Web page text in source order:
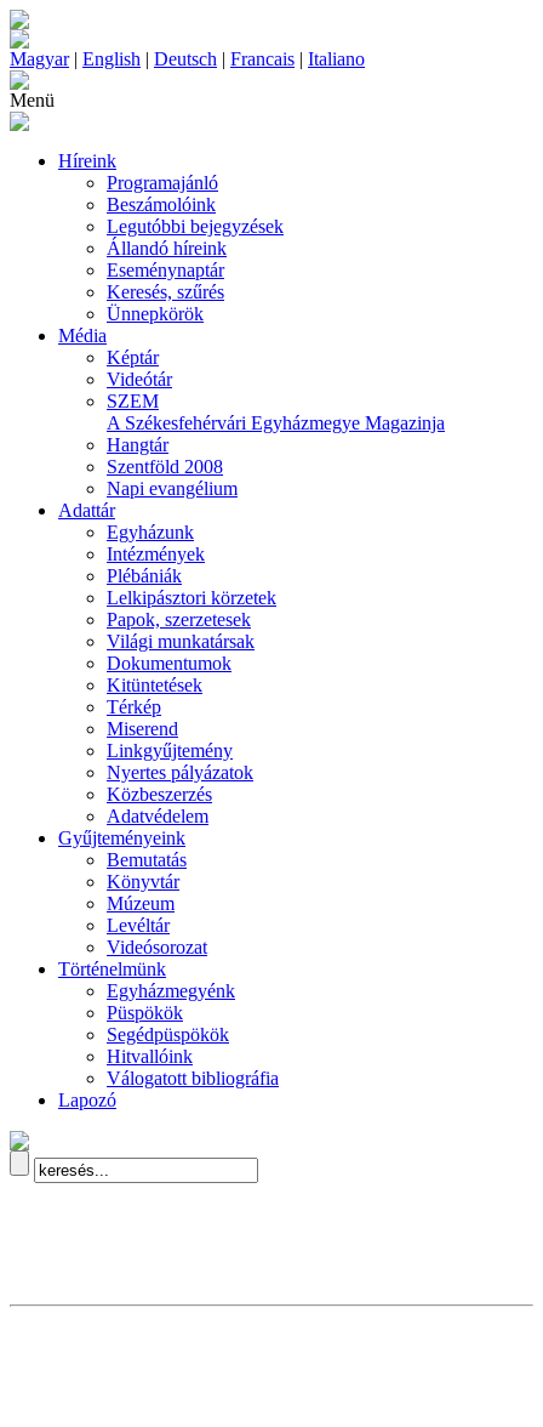
Magyar| English | Deutsch | Francais | Italiano
Menü
Híreink
Programajánló
Beszámolóink
Legutóbbi bejegyzések
Állandó híreink
Eseménynaptár
Keresés, szűrés
Ünnepkörök
Média
Képtár
Videótár
SZEM
A Székesfehérvári Egyházmegye Magazinja
Hangtár
Szentföld 2008
Napi evangélium
Adattár
Egyházunk
Intézmények
Plébániák
Lelkipásztori körzetek
Papok, szerzetesek
Világi munkatársak
Dokumentumok
Kitüntetések
Térkép
Miserend
Linkgyűjtemény
Nyertes pályázatok
Közbeszerzés
Adatvédelem
Gyűjteményeink
Bemutatás
Könyvtár
Múzeum
Levéltár
Videósorozat
Történelmünk
Egyházmegyénk
Püspökök
Segédpüspökök
Hitvallóink
Válogatott bibliográfia
Lapozó